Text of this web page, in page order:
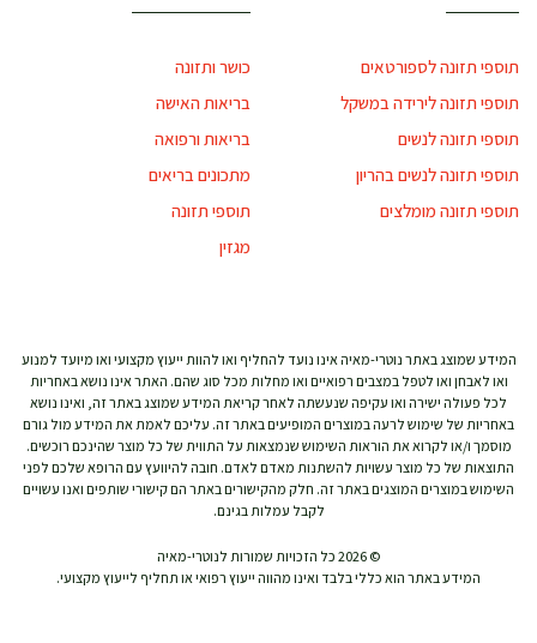
תוספי תזונה לספורטאים
תוספי תזונה לירידה במשקל
תוספי תזונה לנשים
תוספי תזונה לנשים בהריון
תוספי תזונה מומלצים
כושר ותזונה
בריאות האישה
בריאות ורפואה
מתכונים בריאים
תוספי תזונה
מגזין
המידע שמוצג באתר נוטרי-מאיה אינו נועד להחליף ואו להוות ייעוץ מקצועי ואו מיועד למנוע
ואו לאבחן ואו לטפל במצבים רפואיים ואו מחלות מכל סוג שהם. האתר אינו נושא באחריות
לכל פעולה ישירה ואו עקיפה שנעשתה לאחר קריאת המידע שמוצג באתר זה, ואינו נושא
באחריות של שימוש לרעה במוצרים המופיעים באתר זה. עליכם לאמת את המידע מול גורם
מוסמך ו/או לקרוא את הוראות השימוש שנמצאות על התווית של כל מוצר שהינכם רוכשים.
התוצאות של כל מוצר עשויות להשתנות מאדם לאדם. חובה להיוועץ עם הרופא שלכם לפני
השימוש במוצרים המוצגים באתר זה. חלק מהקישורים באתר הם קישורי שותפים ואנו עשויים
לקבל עמלות בגינם.
© 2026 כל הזכויות שמורות לנוטרי-מאיה
המידע באתר הוא כללי בלבד ואינו מהווה ייעוץ רפואי או תחליף לייעוץ מקצועי.